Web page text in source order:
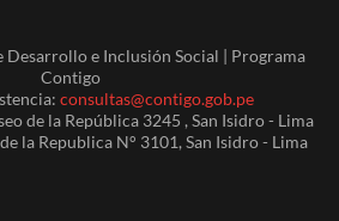
e Inclusión Social | Programa
Contigo
consultas@contigo.gob.pe
de la República 3245 , San Isidro - Lima
la Republica N° 3101, San Isidro - Lima